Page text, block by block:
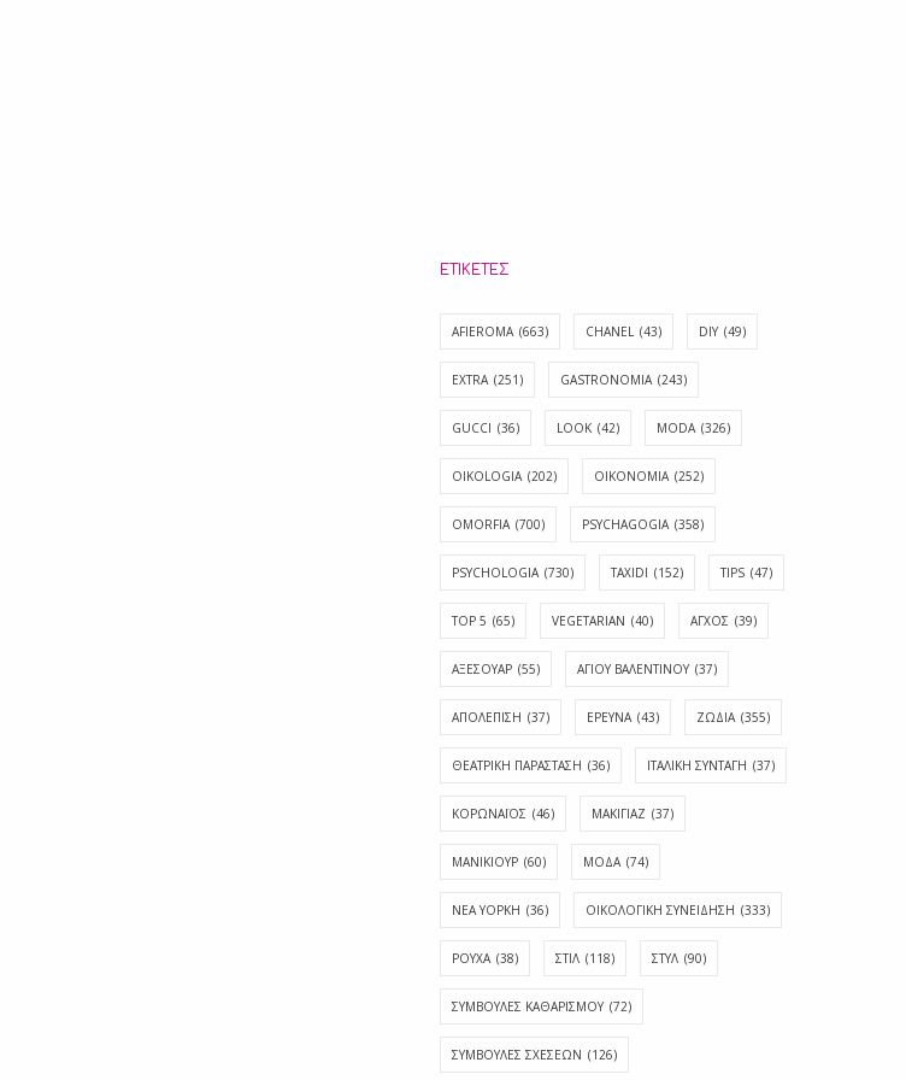
ΕΤΙΚΈΤΕΣ
AFIEROMA (663) CHANEL (43) DIY (49)
EXTRA (251) GASTRONOMIA (243)
GUCCI (36) LOOK (42) MODA (326)
OIKOLOGIA (202) OIKONOMIA (252)
OMORFIA (700) PSYCHAGOGIA (358)
PSYCHOLOGIA (730) TAXIDI (152) TIPS (47)
TOP 5 (65) VEGETARIAN (40) ΑΓΧΟΣ (39)
ΑΞΕΣΟΥΑΡ (55) ΑΓΊΟΥ ΒΑΛΕΝΤΊΝΟΥ (37)
ΑΠΟΛΈΠΙΣΗ (37) ΕΡΕΥΝΑ (43) ΖΩΔΙΑ (355)
ΘΕΑΤΡΙΚΗ ΠΑΡΑΣΤΑΣΗ (36) ΙΤΑΛΙΚΗ ΣΥΝΤΑΓΗ (37)
ΚΟΡΩΝΑΪΟΣ (46) ΜΑΚΙΓΙΑΖ (37)
ΜΑΝΙΚΙΟΥΡ (60) ΜΟΔΑ (74)
ΝΕΑ ΥΟΡΚΗ (36) ΟΙΚΟΛΟΓΙΚΗ ΣΥΝΕΙΔΗΣΗ (333)
ΡΟΥΧΑ (38) ΣΤΙΛ (118) ΣΤΥΛ (90)
ΣΥΜΒΟΥΛΕΣ ΚΑΘΑΡΙΣΜΟΥ (72)
ΣΥΜΒΟΥΛΕΣ ΣΧΕΣΕΩΝ (126)